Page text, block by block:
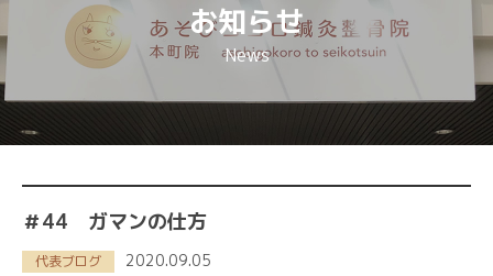
お知らせ
News
＃44 ガマンの仕方
代表ブログ 2020.09.05